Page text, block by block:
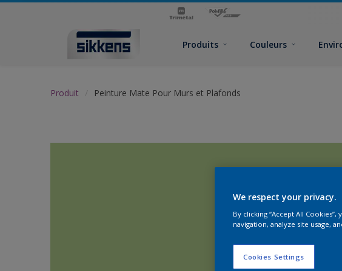
Produits Couleurs
Produit Peinture Mate Pour Murs et Plafonds
We respect your privacy.
By clicking “Accept All
navigation, analyze site usage,
Cookies Settings